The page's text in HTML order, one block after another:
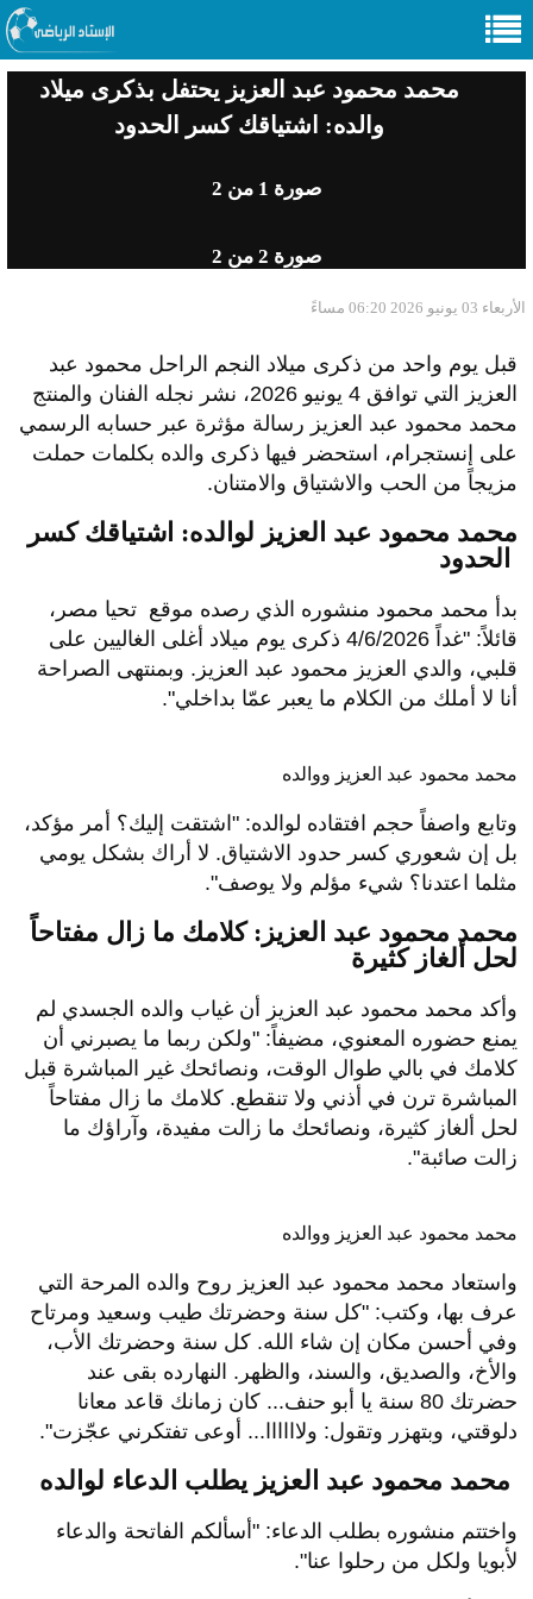
محمد محمود عبد العزيز يحتفل بذكرى ميلاد
والده: اشتياقك كسر الحدود
صورة 1 من 2
صورة 2 من 2
الأربعاء 03 يونيو 2026 06:20 مساءً
قبل يوم واحد من ذكرى ميلاد النجم الراحل محمود عبد
العزيز التي توافق 4 يونيو 2026، نشر نجله الفنان والمنتج
محمد محمود عبد العزيز رسالة مؤثرة عبر حسابه الرسمي
على إنستجرام، استحضر فيها ذكرى والده بكلمات حملت
مزيجاً من الحب والاشتياق والامتنان.
محمد محمود عبد العزيز لوالده: اشتياقك كسر
بدأ محمد محمود منشوره الذي رصده موقع تحيا مصر،
قائلاً: "غداً 4/6/2026 ذكرى يوم ميلاد أغلى الغاليين على
قلبي، والدي العزيز محمود عبد العزيز. وبمنتهى الصراحة
أنا لا أملك من الكلام ما يعبر عمّا بداخلي".
محمد محمود عبد العزيز ووالده
وتابع واصفاً حجم افتقاده لوالده: "اشتقت إليك؟ أمر مؤكد،
بل إن شعوري كسر حدود الاشتياق. لا أراك بشكل يومي
مثلما اعتدنا؟ شيء مؤلم ولا يوصف".
محمد محمود عبد العزيز: كلامك ما زال مفتاحاً
لحل ألغاز كثيرة
وأكد محمد محمود عبد العزيز أن غياب والده الجسدي لم
يمنع حضوره المعنوي، مضيفاً: "ولكن ربما ما يصبرني أن
كلامك في بالي طوال الوقت، ونصائحك غير المباشرة قبل
المباشرة ترن في أذني ولا تنقطع. كلامك ما زال مفتاحاً
لحل ألغاز كثيرة، ونصائحك ما زالت مفيدة، وآراؤك ما
زالت صائبة".
محمد محمود عبد العزيز ووالده
واستعاد محمد محمود عبد العزيز روح والده المرحة التي
عرف بها، وكتب: "كل سنة وحضرتك طيب وسعيد ومرتاح
وفي أحسن مكان إن شاء الله. كل سنة وحضرتك الأب،
والأخ، والصديق، والسند، والظهر. النهارده بقى عند
حضرتك 80 سنة يا أبو حنف... كان زمانك قاعد معانا
دلوقتي، وبتهزر وتقول: ولاااااا... أوعى تفتكرني عجّزت".
واختتم منشوره بطلب الدعاء: "أسألكم الفاتحة والدعاء
لأبويا ولكل من رحلوا عنا".